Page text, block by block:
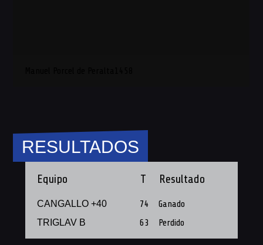
RESULTADOS
Equipo T Resultado
CANGALLO +40 74 Ganado
TRIGLAV B 63 Perdido